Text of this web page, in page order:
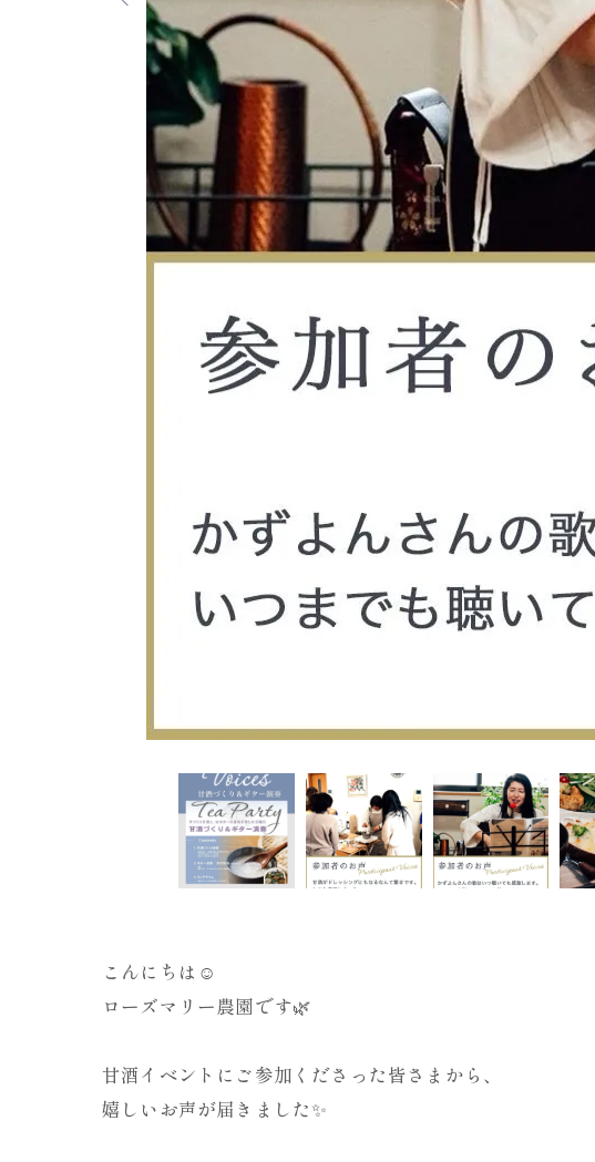
こんにちは☺️
ローズマリー農園です🌿
甘酒イベントにご参加くださった皆さまから、
嬉しいお声が届きました✨